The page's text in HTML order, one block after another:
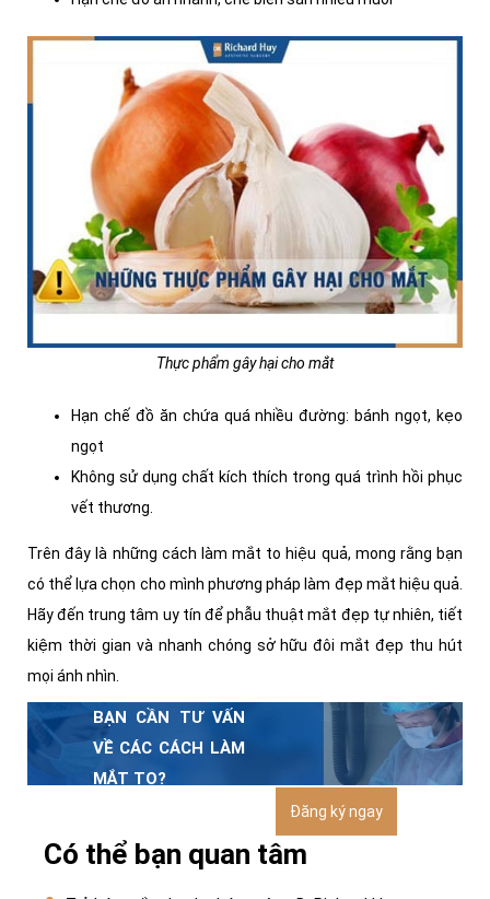
Thực phẩm gây hại cho mắt
Hạn chế đồ ăn chứa quá nhiều đường: bánh ngọt, kẹo
ngọt
Không sử dụng chất kích thích trong quá trình hồi phục
vết thương.
Trên đây là những cách làm mắt to hiệu quả, mong rằng bạn
có thể lựa chọn cho mình phương pháp làm đẹp mắt hiệu quả.
Hãy đến trung tâm uy tín để phẫu thuật mắt đẹp tự nhiên, tiết
kiệm thời gian và nhanh chóng sở hữu đôi mắt đẹp thu hút
mọi ánh nhìn.
BẠN CẦN TƯ VẤN
VỀ CÁC CÁCH LÀM
MẮT TO?
19000.66666 hoặc đăng
Đăng ký ngay
Có thể bạn quan tâm